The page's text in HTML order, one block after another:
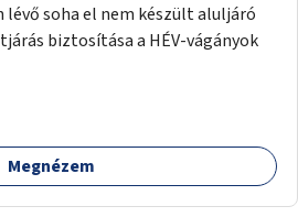
lévő soha el nem készült aluljáró
biztosítása a HÉV-vágányok
Megnézem